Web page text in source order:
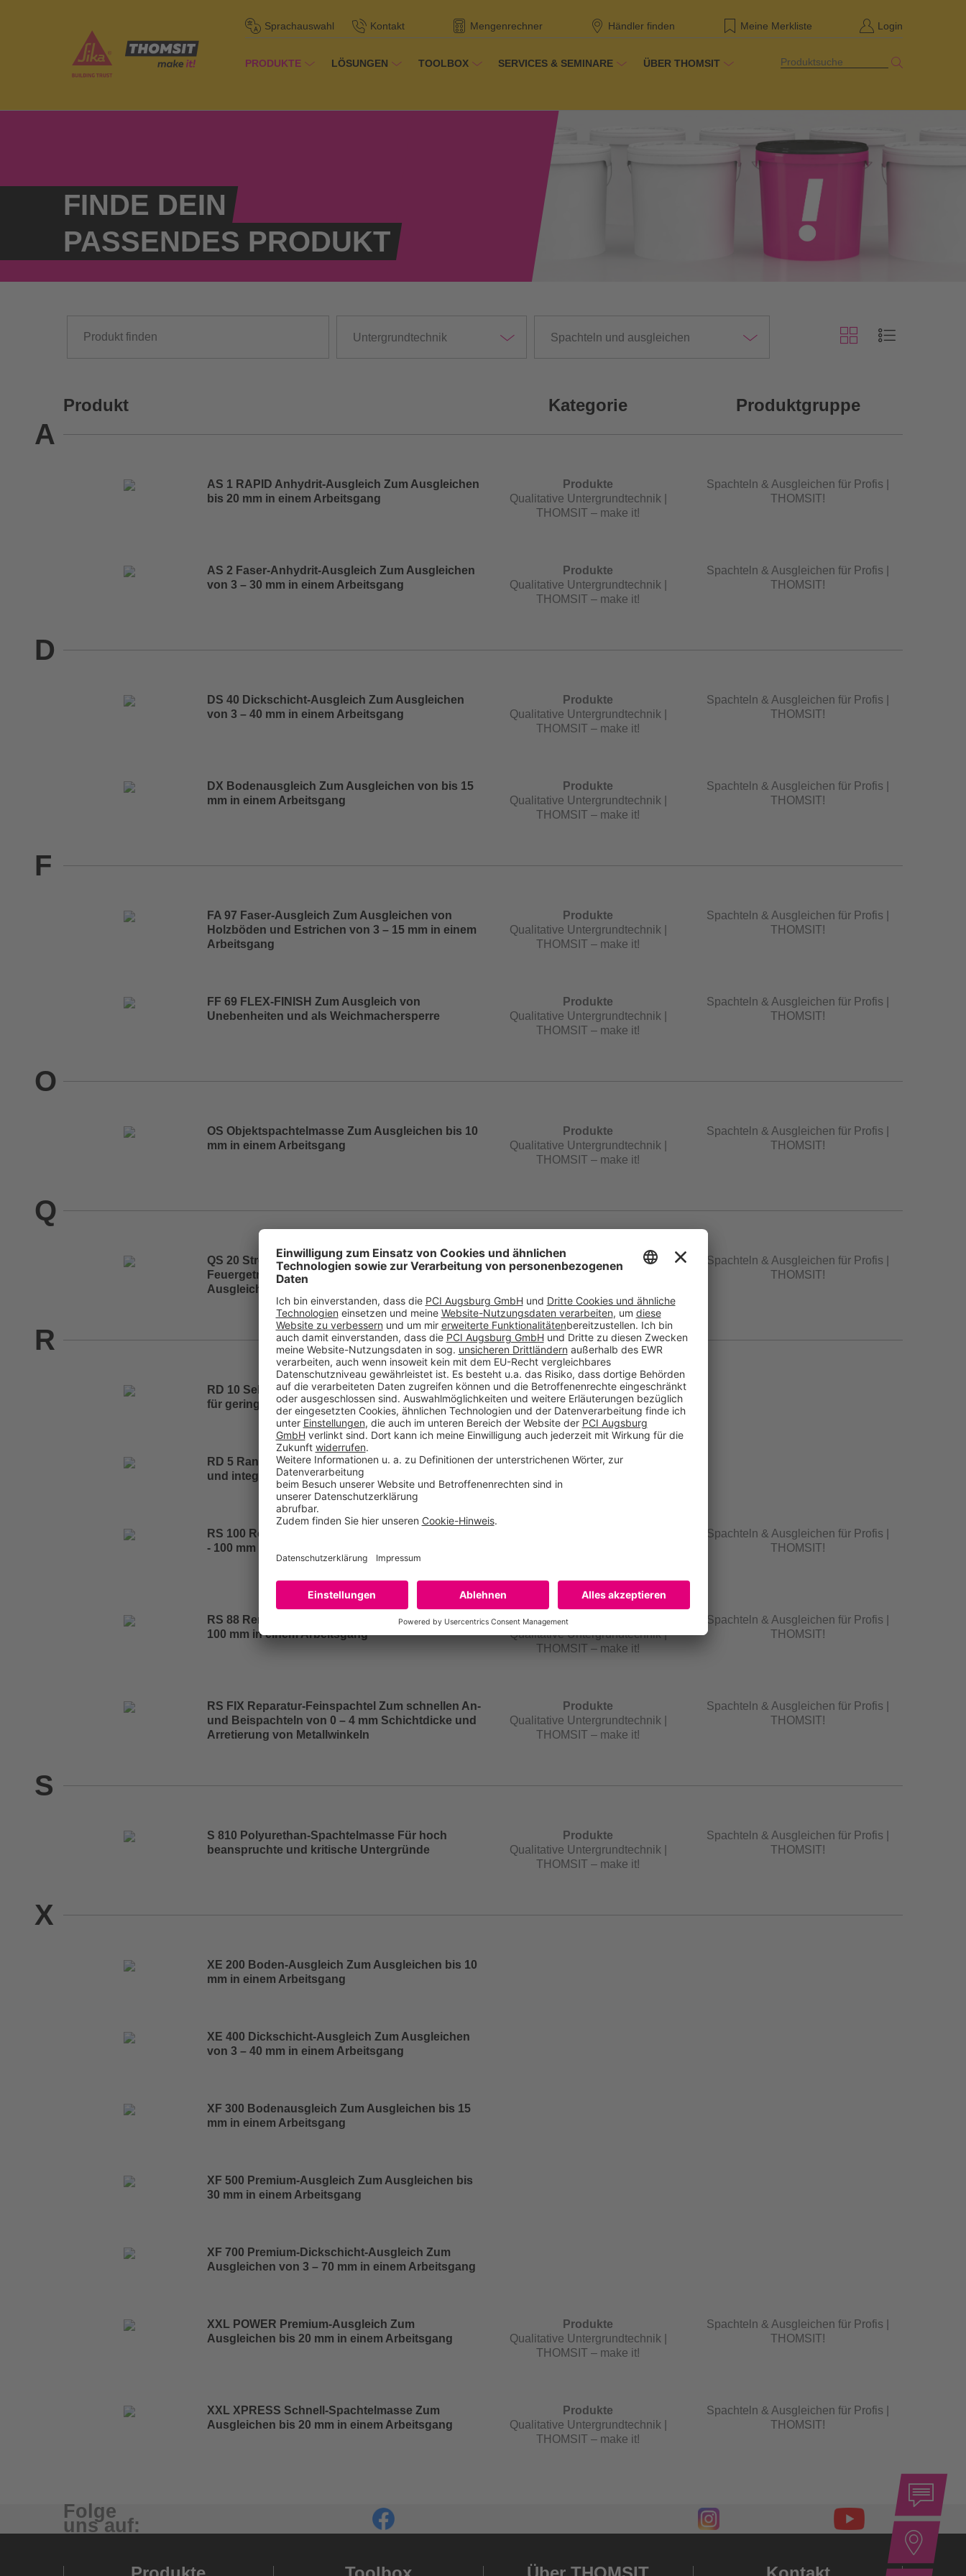
Sprachauswahl Kontakt Mengenrechner Händler finden Meine Merkliste Login
PRODUKTE LÖSUNGEN TOOLBOX SERVICES & SEMINARE ÜBER THOMSIT Produktsuche
FINDE DEIN
PASSENDES PRODUKT
Untergrundtechnik Spachteln und ausgleichen
Produkt Kategorie Produktgruppe
A
AS 1 RAPID Anhydrit-Ausgleich Zum Ausgleichen
bis 20 mm in einem Arbeitsgang
Produkte
Qualitative Untergrundtechnik |
THOMSIT – make it!
Spachteln & Ausgleichen für Profis |
THOMSIT!
AS 2 Faser-Anhydrit-Ausgleich Zum Ausgleichen
von 3 – 30 mm in einem Arbeitsgang
Produkte
Qualitative Untergrundtechnik |
THOMSIT – make it!
Spachteln & Ausgleichen für Profis |
THOMSIT!
D
DS 40 Dickschicht-Ausgleich Zum Ausgleichen
von 3 – 40 mm in einem Arbeitsgang
Produkte
Qualitative Untergrundtechnik |
THOMSIT – make it!
Spachteln & Ausgleichen für Profis |
THOMSIT!
DX Bodenausgleich Zum Ausgleichen von bis 15
mm in einem Arbeitsgang
Produkte
Qualitative Untergrundtechnik |
THOMSIT – make it!
Spachteln & Ausgleichen für Profis |
THOMSIT!
F
FA 97 Faser-Ausgleich Zum Ausgleichen von
Holzböden und Estrichen von 3 – 15 mm in einem
Arbeitsgang
Produkte
Qualitative Untergrundtechnik |
THOMSIT – make it!
Spachteln & Ausgleichen für Profis |
THOMSIT!
FF 69 FLEX-FINISH Zum Ausgleich von
Unebenheiten und als Weichmachersperre
Produkte
Qualitative Untergrundtechnik |
THOMSIT – make it!
Spachteln & Ausgleichen für Profis |
THOMSIT!
O
OS Objektspachtelmasse Zum Ausgleichen bis 10
mm in einem Arbeitsgang
Produkte
Qualitative Untergrundtechnik |
THOMSIT – make it!
Spachteln & Ausgleichen für Profis |
THOMSIT!
Q
QS 20 Strecksand Körnung 0,2 – 2,0 mm
Feuergetrockneter Quarzsand zum Strecken von
Ausgleichsmassen
Produkte
Qualitative Untergrundtechnik |
Spachteln & Ausgleichen für Profis |
THOMSIT!
R
RD 10 Selbstklebender Randdämmstreifen Ideal
für geringe Schichtstärken
RD 5 Randdämmstreifen mit selbstklebendem Fuß
und integriertem Funktionsgewebe
RS 100 Renovier-Ausgleich Für Reparaturen von 0
- 100 mm in einem Arbeitsgang
Spachteln & Ausgleichen für Profis |
THOMSIT!
RS 88 Renovier-Ausgleich Zum Spachteln von 1 –
100 mm in einem Arbeitsgang
Produkte
Qualitative Untergrundtechnik |
THOMSIT – make it!
Spachteln & Ausgleichen für Profis |
THOMSIT!
RS FIX Reparatur-Feinspachtel Zum schnellen An-
und Beispachteln von 0 – 4 mm Schichtdicke und
Arretierung von Metallwinkeln
Produkte
Qualitative Untergrundtechnik |
THOMSIT – make it!
Spachteln & Ausgleichen für Profis |
THOMSIT!
S
S 810 Polyurethan-Spachtelmasse Für hoch
beanspruchte und kritische Untergründe
Produkte
Qualitative Untergrundtechnik |
THOMSIT – make it!
Spachteln & Ausgleichen für Profis |
THOMSIT!
X
XE 200 Boden-Ausgleich Zum Ausgleichen bis 10
mm in einem Arbeitsgang
XE 400 Dickschicht-Ausgleich Zum Ausgleichen
von 3 – 40 mm in einem Arbeitsgang
XF 300 Bodenausgleich Zum Ausgleichen bis 15
mm in einem Arbeitsgang
XF 500 Premium-Ausgleich Zum Ausgleichen bis
30 mm in einem Arbeitsgang
XF 700 Premium-Dickschicht-Ausgleich Zum
Ausgleichen von 3 – 70 mm in einem Arbeitsgang
XXL POWER Premium-Ausgleich Zum
Ausgleichen bis 20 mm in einem Arbeitsgang
Produkte
Qualitative Untergrundtechnik |
THOMSIT – make it!
Spachteln & Ausgleichen für Profis |
THOMSIT!
XXL XPRESS Schnell-Spachtelmasse Zum
Ausgleichen bis 20 mm in einem Arbeitsgang
Produkte
Qualitative Untergrundtechnik |
THOMSIT – make it!
Spachteln & Ausgleichen für Profis |
THOMSIT!
Folge
uns auf: